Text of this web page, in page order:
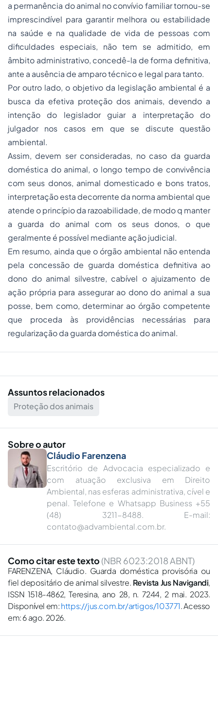
a permanência do animal no convívio familiar tornou-se
imprescindível para garantir melhora ou estabilidade
na saúde e na qualidade de vida de pessoas com
dificuldades especiais, não tem se admitido, em
âmbito administrativo, concedê-la de forma definitiva,
ante a ausência de amparo técnico e legal para tanto.
Por outro lado, o objetivo da legislação ambiental é a
busca da efetiva proteção dos animais, devendo a
intenção do legislador guiar a interpretação do
julgador nos casos em que se discute questão
ambiental.
Assim, devem ser consideradas, no caso da guarda
doméstica do animal, o longo tempo de convivência
com seus donos, animal domesticado e bons tratos,
interpretação esta decorrente da norma ambiental que
atende o princípio da razoabilidade, de modo q manter
a guarda do animal com os seus donos, o que
geralmente é possível mediante ação judicial.
Em resumo, ainda que o órgão ambiental não entenda
pela concessão de guarda doméstica definitiva ao
dono do animal silvestre, cabível o ajuizamento de
ação própria para assegurar ao dono do animal a sua
posse, bem como, determinar ao órgão competente
que proceda às providências necessárias para
regularização da guarda doméstica do animal.
Assuntos relacionados
Proteção dos animais
Sobre o autor
Cláudio Farenzena
Escritório de Advocacia especializado e
com atuação exclusiva em Direito
Ambiental, nas esferas administrativa, cível e
penal. Telefone e Whatsapp Business +55
(48) 3211-8488. E-mail:
contato@advambiental.com.br.
Como citar este texto (NBR 6023:2018 ABNT)
FARENZENA, Cláudio. Guarda doméstica provisória ou
fiel depositário de animal silvestre. Revista Jus Navigandi,
ISSN 1518-4862, Teresina, ano 28, n. 7244, 2 mai. 2023.
Disponível em:https://jus.com.br/artigos/103771. Acesso
em: 6 ago. 2026.